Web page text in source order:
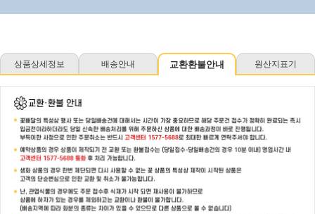
상품상세정보 배송안내 교환환불안내 원산지표기